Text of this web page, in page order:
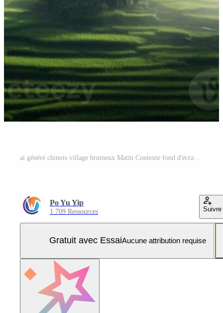
Po Yu Yip
1 709 Ressources Suivre
Gratuit avec EssaiAucune attribution requise